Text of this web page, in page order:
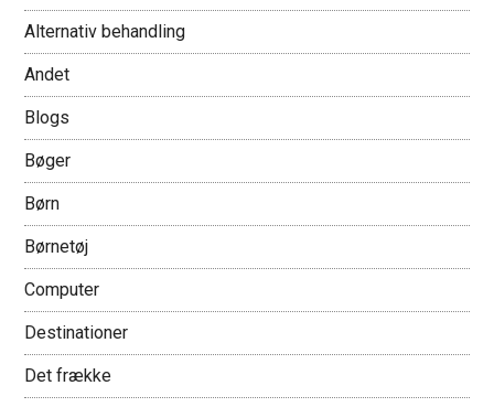
Alternativ behandling
Andet
Blogs
Bøger
Børn
Børnetøj
Computer
Destinationer
Det frække